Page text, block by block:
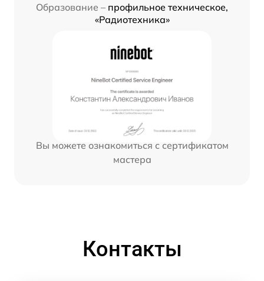
Образование – профильное техническое,
«Радиотехника»
Вы можете ознакомиться с сертификатом
мастера
Контакты